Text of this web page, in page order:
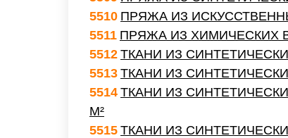
5510 ПРЯЖА ИЗ
5511 ПРЯЖА ИЗ ХИМИЧЕСКИХ
5512 ТКАНИ ИЗ
5513 ТКАНИ ИЗ
5514 ТКАНИ ИЗ
М²
5515 ТКАНИ ИЗ